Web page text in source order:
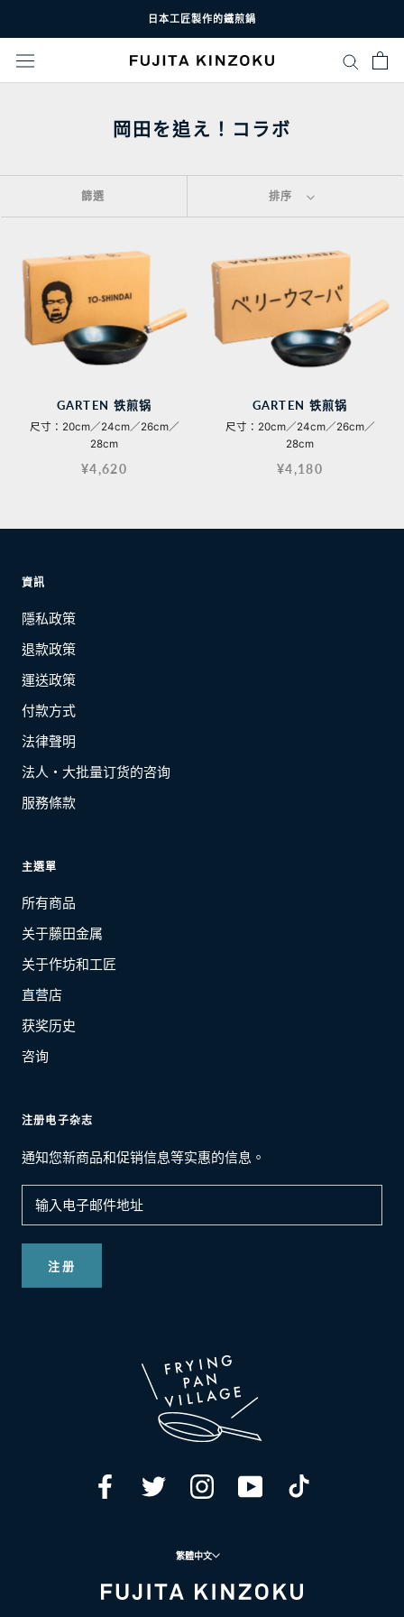
日本工匠製作的鐵煎鍋
岡田を追え！コラボ
篩選 排序
GARTEN 铁煎锅
尺寸：20cm／24cm／26cm／
28cm
¥4,620
GARTEN 铁煎锅
尺寸：20cm／24cm／26cm／
28cm
¥4,180
資訊
隱私政策
退款政策
運送政策
付款方式
法律聲明
法人・大批量订货的咨询
服務條款
主選單
所有商品
关于藤田金属
关于作坊和工匠
直营店
获奖历史
咨询
注册电子杂志
通知您新商品和促销信息等实惠的信息。
注册
語
繁體中文